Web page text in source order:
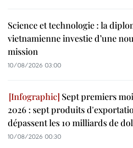
Science et technologie : la
vietnamienne investie d’une
mission
10/08/2026 03:00
Sept premiers
2026 : sept produits
dépassent les 10 milliards de
10/08/2026 00:30